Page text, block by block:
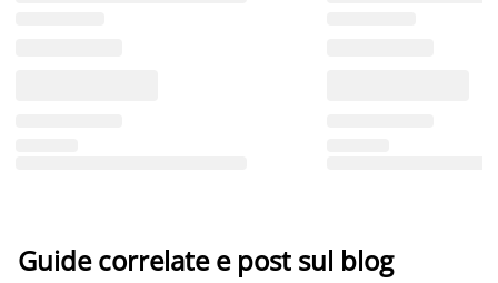
Guide correlate e post sul blog